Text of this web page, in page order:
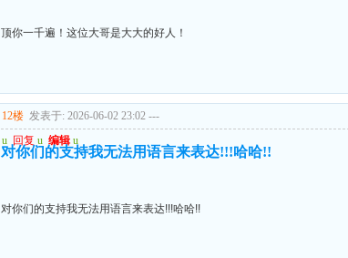
顶你一千遍！这位大哥是大大的好人！
12楼 发表于: 2026-06-02 23:02 ---
u 回复 u 编辑 u
对你们的支持我无法用语言来表达!!!哈哈!!
对你们的支持我无法用语言来表达!!!哈哈!!